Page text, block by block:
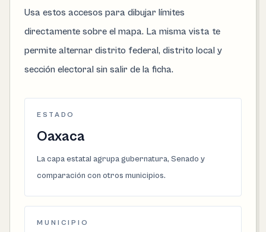
Usa estos accesos para dibujar límites
directamente sobre el mapa. La misma vista te
permite alternar distrito federal, distrito local y
sección electoral sin salir de la ficha.
ESTADO
Oaxaca
La capa estatal agrupa gubernatura, Senado y
comparación con otros municipios.
MUNICIPIO